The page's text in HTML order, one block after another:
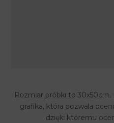
Rozmiar próbki to 30x50cm.
grafika, która pozwala
dzięki któremu